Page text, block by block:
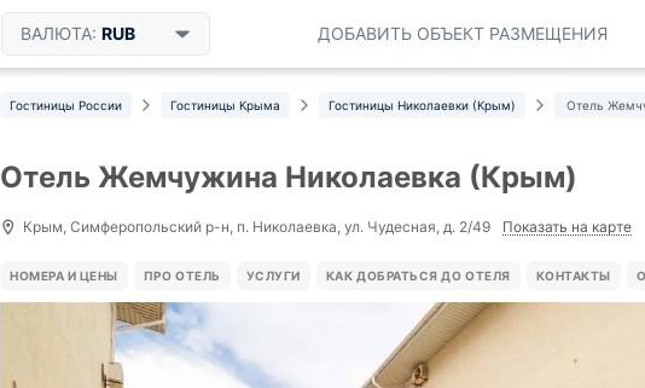
ВАЛЮТА: RUB ДОБАВИТЬ ОБЪЕКТ РАЗМЕЩЕНИЯ
Гостиницы России Гостиницы Крыма Гостиницы Николаевки (Крым) Отель
Отель Жемчужина Николаевка (Крым)
Крым, Симферопольский р-н, п. Николаевка, ул. Чудесная, д. 2/49 Показать на карте
НОМЕРА И ЦЕНЫ ПРО ОТЕЛЬ УСЛУГИ КАК ДОБРАТЬСЯ ДО ОТЕЛЯ КОНТАКТЫ